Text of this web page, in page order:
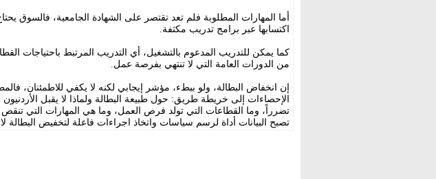
أما المهارات المطلوبة فلم تعد تقتصر على الشهادة الجامعية، فالسوق
اكتسابها عبر برامج تدريب مكثفة.
كما يمكن للتدريب المدعوم بالتشغيل، أي التدريب المرتبط باحتياجات
من الدورات العامة التي لا تنتهي بفرصة عمل.
إن انخفاض البطالة، ولو ببطء، مؤشر إيجابي لكنه لا يكفي للاطمئنان،
الإحصاءات إلى خريطة طريق: حول طبيعة البطالة ولماذا لا يقبل
تضرراً، وما القطاعات التي تولد فرص العمل، وما هي المهارات التي تنقص
تصبح البيانات أداة لرسم سياسات واتخاذ اجراءات فاعلة لتخفيض البطالة